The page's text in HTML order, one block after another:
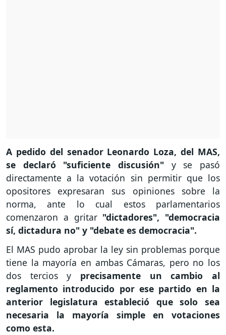
A pedido del senador Leonardo Loza, del MAS,
se declaró "suficiente discusión" y se pasó
directamente a la votación sin permitir que los
opositores expresaran sus opiniones sobre la
norma, ante lo cual estos parlamentarios
comenzaron a gritar"dictadores", "democracia
sí, dictadura no" y "debate es democracia".
El MAS pudo aprobar la ley sin problemas porque
tiene la mayoría en ambas Cámaras, pero no los
dos tercios y precisamente un cambio al
reglamento introducido por ese partido en la
anterior legislatura estableció que solo sea
necesaria la mayoría simple en votaciones
como esta.